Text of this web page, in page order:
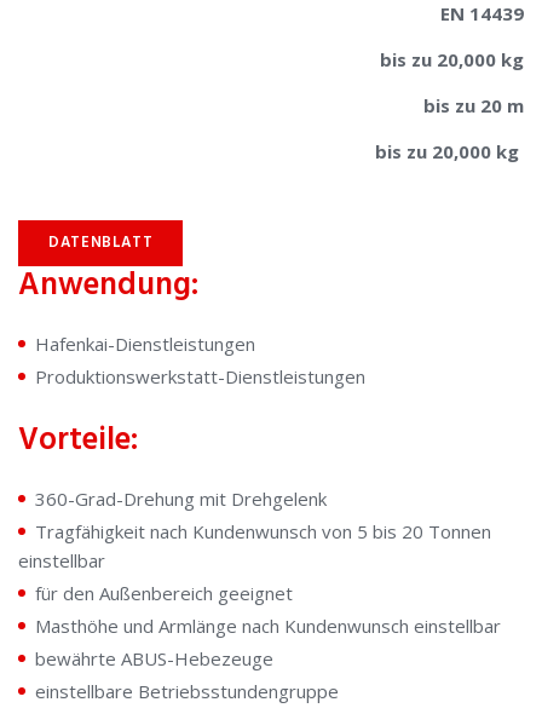
EN 14439
bis zu 20,000 kg
bis zu 20 m
bis zu 20,000 kg
DATENBLATT
Anwendung:
Hafenkai-Dienstleistungen
Produktionswerkstatt-Dienstleistungen
Vorteile:
360-Grad-Drehung mit Drehgelenk
Tragfähigkeit nach Kundenwunsch von 5 bis 20 Tonnen
einstellbar
für den Außenbereich geeignet
Masthöhe und Armlänge nach Kundenwunsch einstellbar
bewährte ABUS-Hebezeuge
einstellbare Betriebsstundengruppe